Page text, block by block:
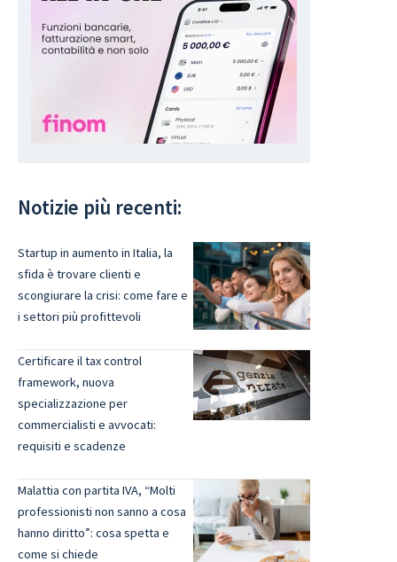
Notizie più recenti:
Startup in aumento in Italia, la
sfida è trovare clienti e
scongiurare la crisi: come fare e
i settori più profittevoli
Certificare il tax control
framework, nuova
specializzazione per
commercialisti e avvocati:
requisiti e scadenze
Malattia con partita IVA, “Molti
professionisti non sanno a cosa
hanno diritto”: cosa spetta e
come si chiede